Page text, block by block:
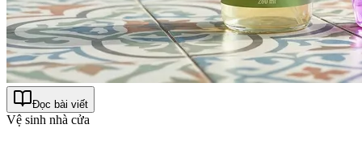
Đọc bài viết
Vệ sinh nhà cửa